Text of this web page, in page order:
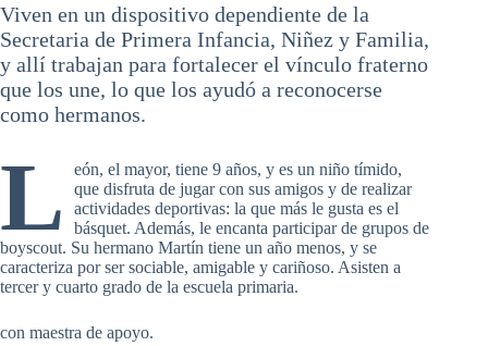
Viven en un dispositivo dependiente de la
Secretaria de Primera Infancia, Niñez y Familia,
y allí trabajan para fortalecer el vínculo fraterno
que los une, lo que los ayudó a reconocerse
como hermanos.
L
eón, el mayor, tiene 9 años, y es un niño tímido,
que disfruta de jugar con sus amigos y de realizar
actividades deportivas: la que más le gusta es el
básquet. Además, le encanta participar de grupos de
boyscout. Su hermano Martín tiene un año menos, y se
caracteriza por ser sociable, amigable y cariñoso. Asisten a
tercer y cuarto grado de la escuela primaria.
con maestra de apoyo.